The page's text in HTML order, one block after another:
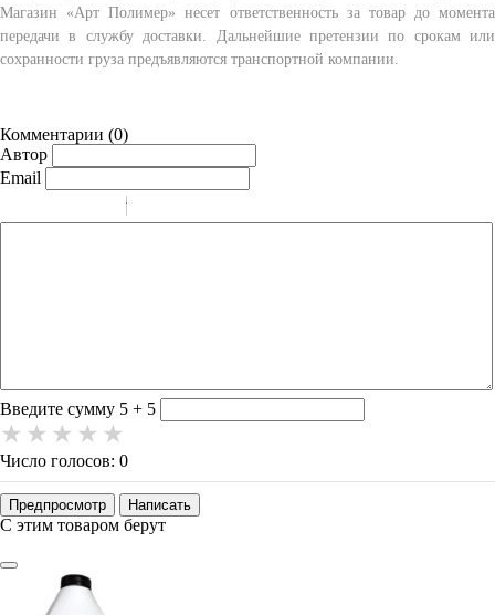
Магазин «Арт Полимер» несет ответственность за товар до момента
передачи в службу доставки. Дальнейшие претензии по срокам или
сохранности груза предъявляются транспортной компании.
Комментарии (0)
Автор
Email
-
-
-
Введите сумму 5 + 5
Число голосов: 0
Предпросмотр Написать
С этим товаром берут